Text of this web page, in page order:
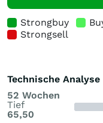
Strongbuy
Strongsell
Technische
52 Wochen
Tief
65,50